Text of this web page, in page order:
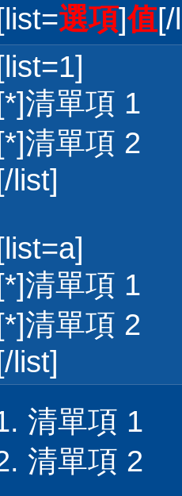
[list=選項]值
[list=1]
[*]清單項 1
[*]清單項 2
[/list]
[list=a]
[*]清單項 1
[*]清單項 2
[/list]
清單項 1
清單項 2